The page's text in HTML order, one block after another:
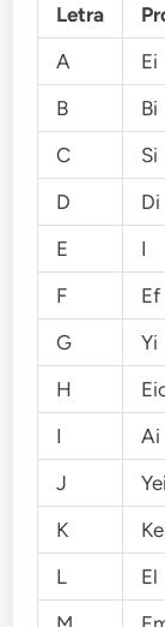
Letra
A
Ei
B
Bi
C
Si
D
Di
E
I
F
Ef
G
Yi
H
I
Ai
J
Yei
K
L
El